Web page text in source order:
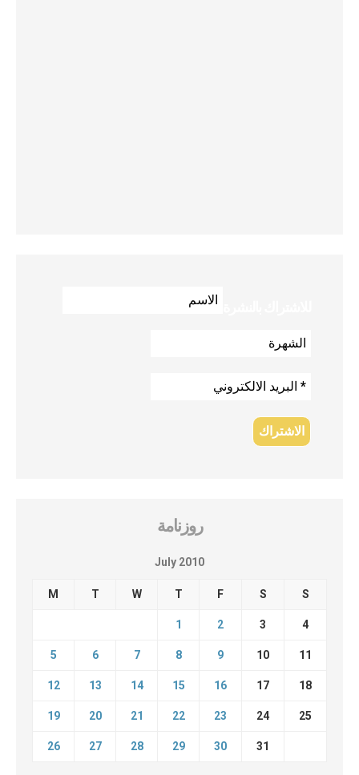
روزنامة
July 2010
M T W T F S S
1 2 3 4
5 6 7 8 9 10 11
12 13 14 15 16 17 18
19 20 21 22 23 24 25
26 27 28 29 30 31